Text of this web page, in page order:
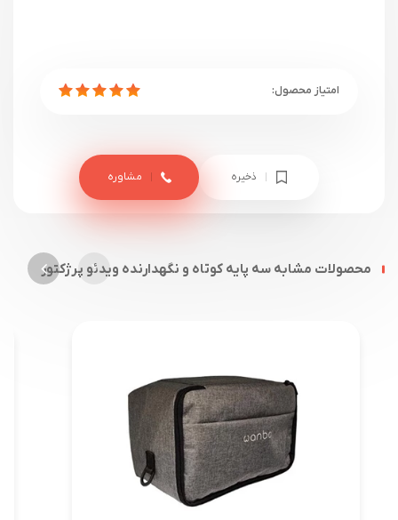
ذخیره مشاوره
محصولات مشابه سه پایه کوتاه و نگهدارنده ویدئو پرژکتور